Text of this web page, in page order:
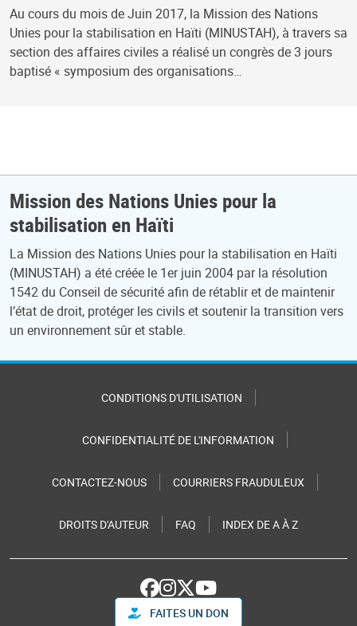
Au cours du mois de Juin 2017, la Mission des Nations
Unies pour la stabilisation en Haïti (MINUSTAH), à travers sa
section des affaires civiles a réalisé un congrès de 3 jours
baptisé « symposium des organisations…
Mission des Nations Unies pour la
stabilisation en Haïti
La Mission des Nations Unies pour la stabilisation en Haïti
(MINUSTAH) a été créée le 1er juin 2004 par la résolution
1542 du Conseil de sécurité afin de rétablir et de maintenir
l’état de droit, protéger les civils et soutenir la transition vers
un environnement sûr et stable.
CONDITIONS D'UTILISATION
CONFIDENTIALITÉ DE L'INFORMATION
CONTACTEZ-NOUS COURRIERS FRAUDULEUX
DROITS D'AUTEUR FAQ INDEX DE A À Z
FAITES UN DON